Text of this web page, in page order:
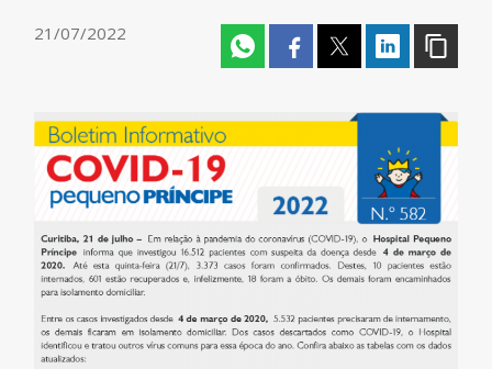
21/07/2022